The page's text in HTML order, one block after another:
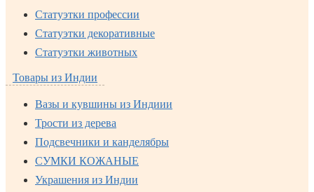
Статуэтки профессии
Статуэтки декоративные
Статуэтки животных
Товары из Индии
Вазы и кувшины из Индиии
Трости из дерева
Подсвечники и канделябры
СУМКИ КОЖАНЫЕ
Украшения из Индии